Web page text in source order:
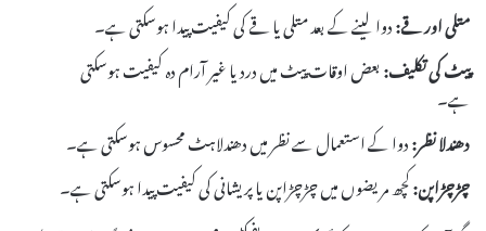
متلی اور قے:دوا لینے کے بعد متلی یا قے کی کیفیت پیدا ہوسکتی ہے۔
پیٹ کی تکلیف:بعض اوقات پیٹ میں درد یا غیر آرام دہ کیفیت ہوسکتی
ہے۔
دھندلا نظر:دوا کے استعمال سے نظر میں دھندلاہٹ محسوس ہوسکتی ہے۔
چڑچڑاپن:کچھ مریضوں میں چڑچڑاپن یا پریشانی کی کیفیت پیدا ہوسکتی ہے۔